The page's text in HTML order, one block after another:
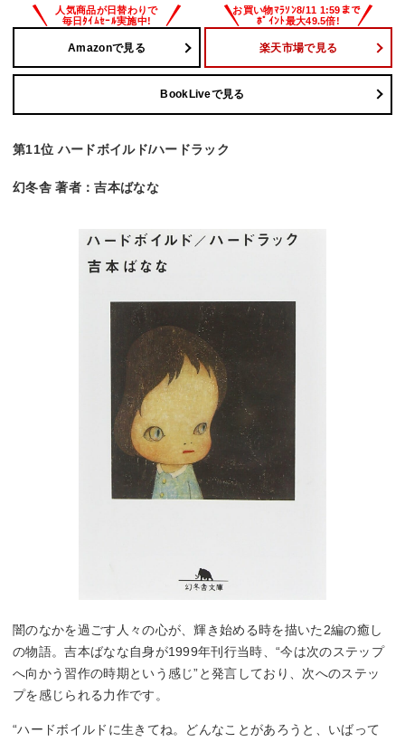
Amazonで見る 楽天市場で見る
BookLiveで見る
第11位 ハードボイルド/ハードラック
幻冬舎 著者：吉本ばなな
闇のなかを過ごす人々の心が、輝き始める時を描いた2編の癒し
の物語。吉本ばなな自身が1999年刊行当時、“今は次のステップ
へ向かう習作の時期という感じ”と発言しており、次へのステッ
プを感じられる力作です。
“ハードボイルドに生きてね。どんなことがあろうと、いばって